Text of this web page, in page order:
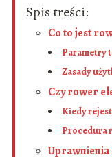
Spis treści:
Co to jest
Parametry
Zasady
Czy rower
Kiedy
Procedura